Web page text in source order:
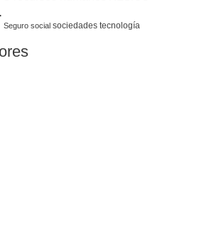
Seguro social sociedades tecnología